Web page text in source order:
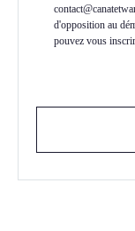
d'opposition au
pouvez vous